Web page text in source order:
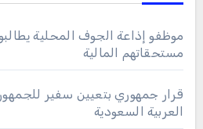
موظفو إذاعة الجوف المحلية
مستحقاتهم المالية
قرار جمهوري بتعيين سفير
العربية السعودية